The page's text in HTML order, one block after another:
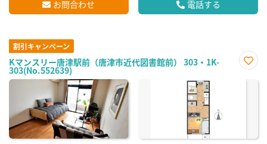
お問合わせ 電話する
割引キャンペーン
Kマンスリー唐津駅前（唐津市近代図書館前） 303・1K-
303(No.552639)
に入